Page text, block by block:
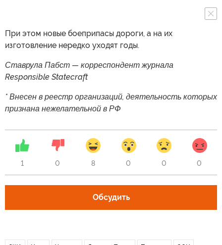
При этом новые боеприпасы дороги, а на их
изготовление нередко уходят годы.
Ставрула Пабст — корреспондент журнала
Responsible Statecraft
* Внесен в реестр организаций, деятельность которых
признана нежелательной в РФ
1 0 8 0 0 0
Обсудить